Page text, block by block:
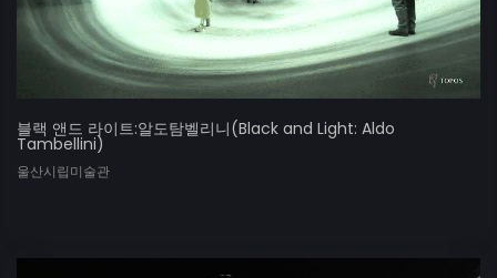
블랙 앤드 라이트:알도탐벨리니(Black and Light: Aldo
Tambellini)
울산시립미술관